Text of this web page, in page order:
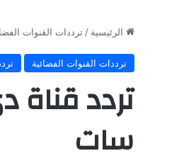
الرئيسية / ترددات القنوات
ترددات القنوات الفضائية
تردد
سات